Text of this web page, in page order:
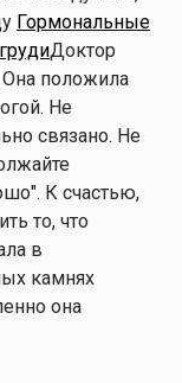
Гормональные
Доктор
положила
Не
связано. Не
К счастью,
то, что
в
камнях
она